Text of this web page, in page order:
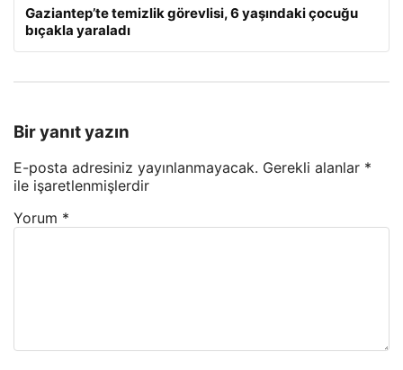
Gaziantep’te temizlik görevlisi, 6 yaşındaki çocuğu
bıçakla yaraladı
Bir yanıt yazın
E-posta adresiniz yayınlanmayacak. Gerekli alanlar *
ile işaretlenmişlerdir
Yorum *